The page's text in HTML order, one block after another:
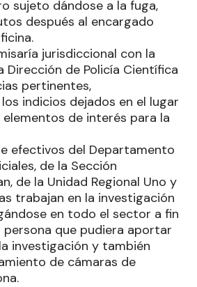
sujeto dándose a la fuga,
después al encargado
jurisdiccional con la
Dirección de Policía Científica
pertinentes,
indicios dejados en el lugar
de interés para la
efectivos del Departamento
de la Sección
de la Unidad Regional Uno y
trabajan en la investigación
en todo el sector a fin
persona que pudiera aportar
investigación y también
de cámaras de